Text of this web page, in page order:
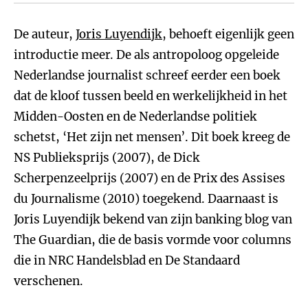
De auteur, Joris Luyendijk, behoeft eigenlijk geen
introductie meer. De als antropoloog opgeleide
Nederlandse journalist schreef eerder een boek
dat de kloof tussen beeld en werkelijkheid in het
Midden-Oosten en de Nederlandse politiek
schetst, ‘Het zijn net mensen’. Dit boek kreeg de
NS Publieksprijs (2007), de Dick
Scherpenzeelprijs (2007) en de Prix des Assises
du Journalisme (2010) toegekend. Daarnaast is
Joris Luyendijk bekend van zijn banking blog van
The Guardian, die de basis vormde voor columns
die in NRC Handelsblad en De Standaard
verschenen.